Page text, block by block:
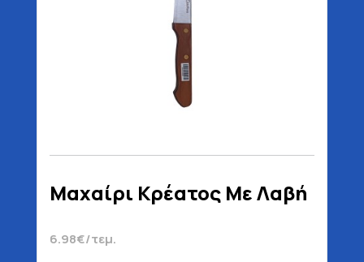
Μαχαίρι Κρέατος Με Λαβή
6.98€/τεμ.